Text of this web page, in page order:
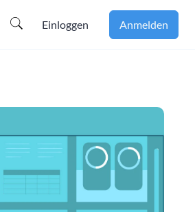
Einloggen Anmelden